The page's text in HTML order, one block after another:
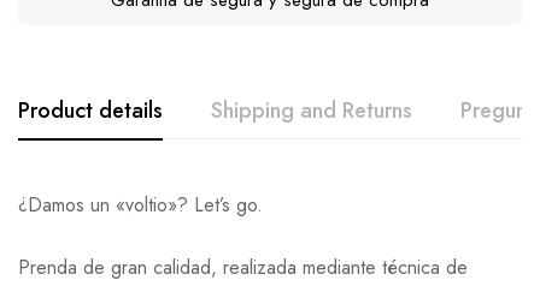
Product details Shipping and Returns
¿Damos un «voltio»? Let’s go.
Prenda de gran calidad, realizada mediante técnica de